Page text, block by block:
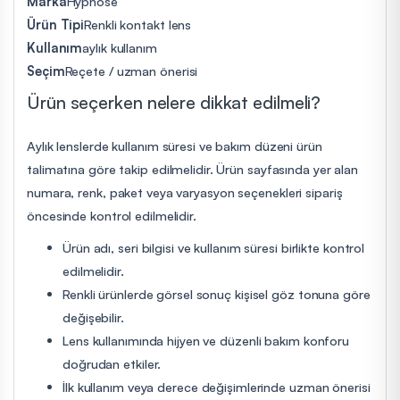
Ürün TipiRenkli kontakt lens
Kullanımaylık kullanım
SeçimReçete / uzman önerisi
Ürün seçerken nelere dikkat edilmeli?
Aylık lenslerde kullanım süresi ve bakım düzeni ürün
talimatına göre takip edilmelidir. Ürün sayfasında yer alan
numara, renk, paket veya varyasyon seçenekleri sipariş
öncesinde kontrol edilmelidir.
Ürün adı, seri bilgisi ve kullanım süresi birlikte kontrol
edilmelidir.
Renkli ürünlerde görsel sonuç kişisel göz tonuna göre
değişebilir.
Lens kullanımında hijyen ve düzenli bakım konforu
doğrudan etkiler.
İlk kullanım veya derece değişimlerinde uzman önerisi